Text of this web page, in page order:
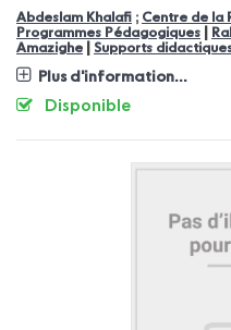
Abdeslam Khalafi ; Centre de la
Programmes Pédagogiques
Amazighe
Supports
Plus d'information...
Disponible